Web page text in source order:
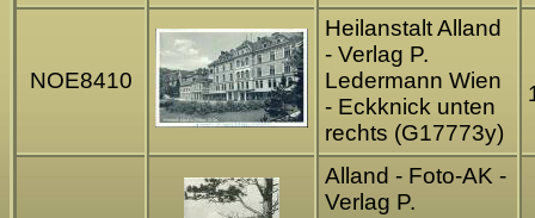
NOE8410
Heilanstalt Alland
- Verlag P.
Ledermann Wien
- Eckknick unten
rechts (G17773y)
Alland - Foto-AK -
Verlag P.